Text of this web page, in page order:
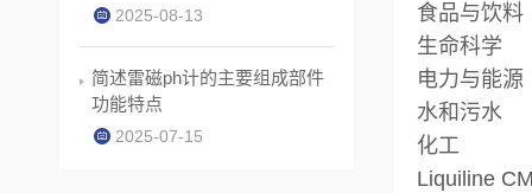
食品与饮料
生命科学
电力与能源
水和污水
化工
Liquiline
2025-08-13
简述雷磁ph计的主要组成部件
功能特点
2025-07-15